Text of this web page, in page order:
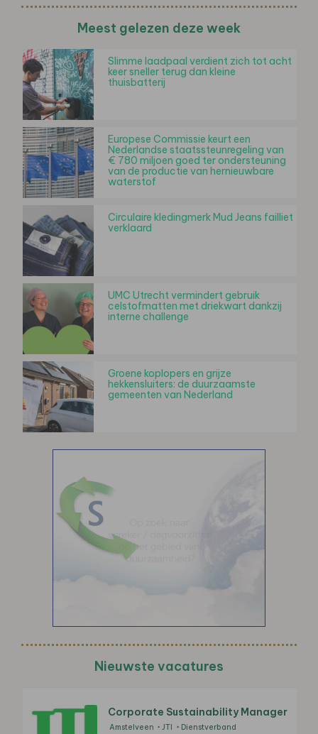
Meest gelezen deze week
Slimme laadpaal verdient zich tot acht
keer sneller terug dan kleine
thuisbatterij
Europese Commissie keurt een
Nederlandse staatssteunregeling van
€ 780 miljoen goed ter ondersteuning
van de productie van hernieuwbare
waterstof
Circulaire kledingmerk Mud Jeans failliet
verklaard
UMC Utrecht vermindert gebruik
celstofmatten met driekwart dankzij
interne challenge
Groene koplopers en grijze
hekkensluiters: de duurzaamste
gemeenten van Nederland
Nieuwste vacatures
Corporate Sustainability Manager
Amstelveen JTI Dienstverband